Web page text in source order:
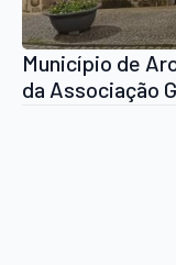
Município de
da Associação